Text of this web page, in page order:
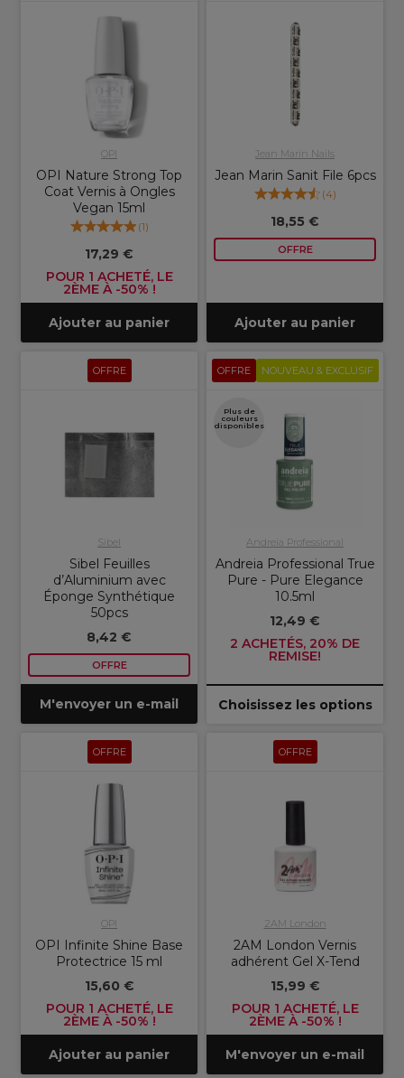
OPI
OPI Nature Strong Top
Coat Vernis à Ongles
Vegan 15ml
(1)
17,29 €
POUR 1 ACHETÉ, LE
2ÈME À -50% !
Ajouter au panier
Jean Marin Nails
Jean Marin Sanit File 6pcs
(4)
18,55 €
OFFRE
Ajouter au panier
OFFRE
Sibel
Sibel Feuilles
d’Aluminium avec
Éponge Synthétique
50pcs
8,42 €
OFFRE
M'envoyer un e-mail
OFFRE NOUVEAU & EXCLUSIF
Plus de
couleurs
disponibles
Andreia Professional
Andreia Professional True
Pure - Pure Elegance
10.5ml
12,49 €
2 ACHETÉS, 20% DE
REMISE!
Choisissez les options
OFFRE
OPI
OPI Infinite Shine Base
Protectrice 15 ml
15,60 €
POUR 1 ACHETÉ, LE
2ÈME À -50% !
Ajouter au panier
OFFRE
2AM London
2AM London Vernis
adhérent Gel X-Tend
15,99 €
POUR 1 ACHETÉ, LE
2ÈME À -50% !
M'envoyer un e-mail